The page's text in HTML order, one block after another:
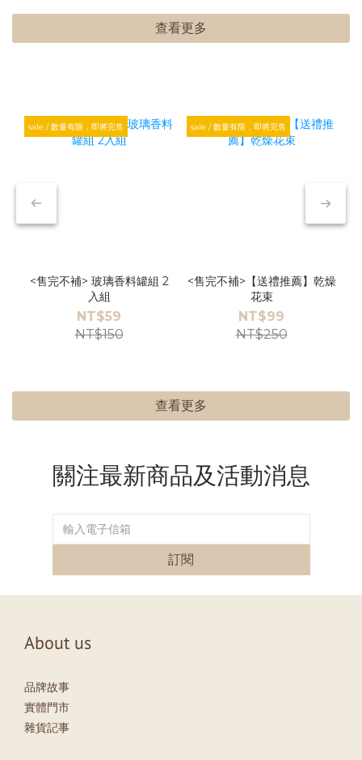
查看更多
sale / 數量有限，即將完售
<售完不補> 玻璃香料罐組 2
入組
NT$59
NT$150
sale / 數量有限，即將完售
<售完不補>【送禮推薦】乾燥
花束
NT$99
NT$250
查看更多
關注最新商品及活動消息
訂閱
About us
品牌故事
實體門市
雜貨記事